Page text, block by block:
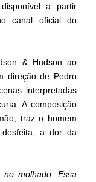
a partir
canal oficial do
& Hudson ao
direção de Pedro
interpretadas
A composição
traz o homem
a dor da
molhado. Essa